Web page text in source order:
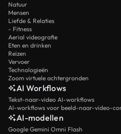
Natuur
Mensen
Liefde & Relaties
- Fitness
Aerial videografie
Eten en drinken
Reizen
Vervoer
Technologieën
Zoom virtuele achtergronden
AI Workflows
Tekst-naar-video AI-workflows
AI-workflows voor beeld-naar-video-
AI-modellen
Google Gemini Omni Flash